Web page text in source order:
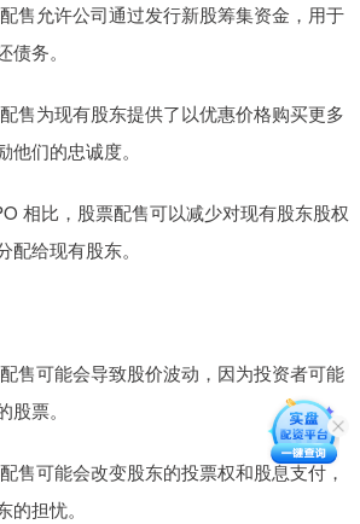
售允许公司通过发行新股筹集资金，用于
务。
售为现有股东提供了以优惠价格购买更多
们的忠诚度。
相比，股票配售可以减少对现有股东股权
给现有股东。
售可能会导致股价波动，因为投资者可能
票。
售可能会改变股东的投票权和股息支付，
担忧。